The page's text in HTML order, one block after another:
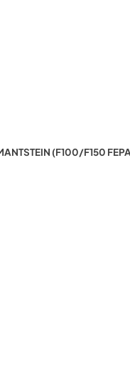
(F100/F150